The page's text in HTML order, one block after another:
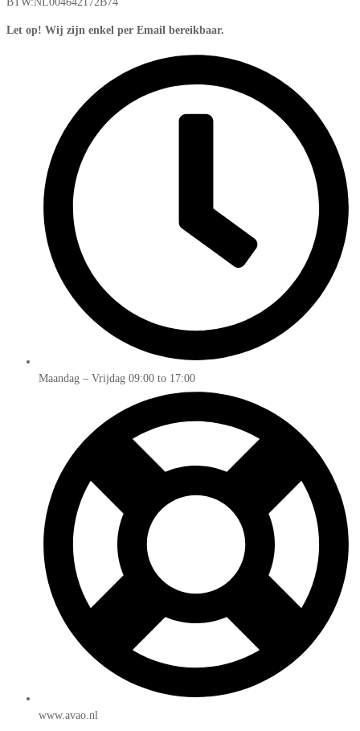
Let op! Wij zijn enkel per Email bereikbaar.
Maandag – Vrijdag 09:00 to 17:00
www.avao.nl